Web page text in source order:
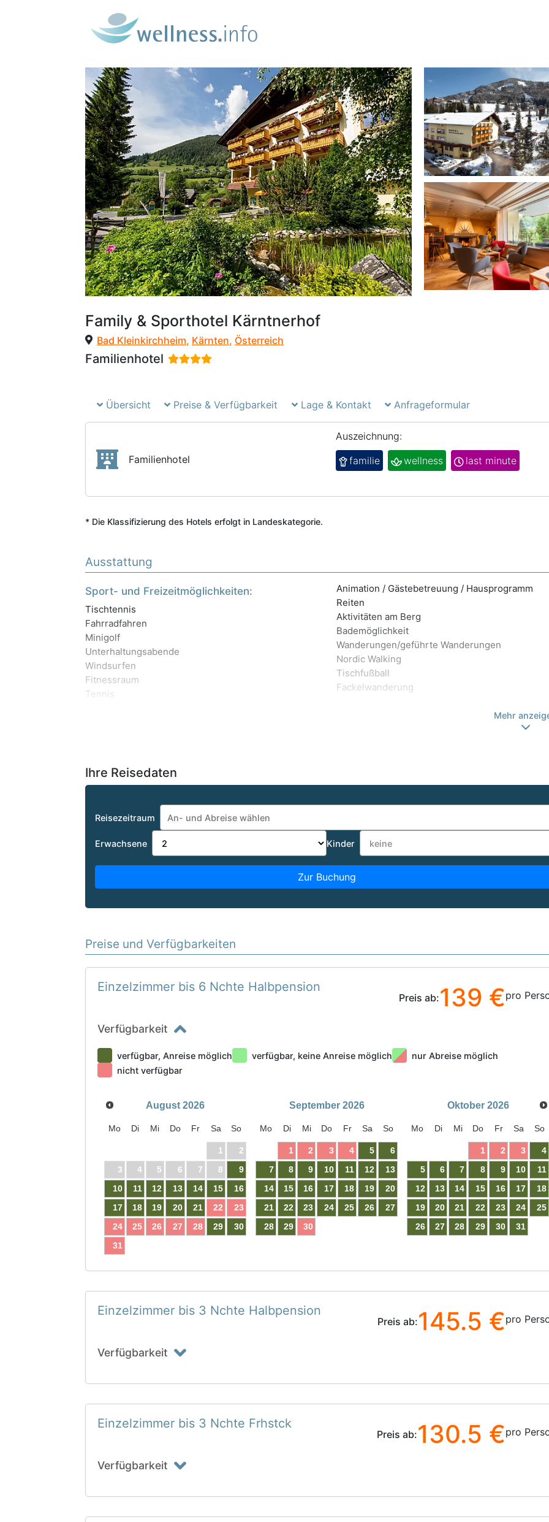
Family & Sporthotel Kärntnerhof
Bad Kleinkirchheim, Kärnten, Österreich
Familienhotel
Übersicht Preise & Verfügbarkeit Lage & Kontakt Anfrageformular
Familienhotel
Auszeichnung:
familie
wellness last minute
* Die Klassifizierung des Hotels erfolgt in Landeskategorie.
Ausstattung
Sport- und Freizeitmöglichkeiten:
Tischtennis
Fahrradfahren
Minigolf
Unterhaltungsabende
Windsurfen
Fitnessraum
Tennis
Animation / Gästebetreuung / Hausprogramm
Reiten
Aktivitäten am Berg
Bademöglichkeit
Wanderungen/geführte Wanderungen
Nordic Walking
Tischfußball
Fackelwanderung
Mehr
Ihre Reisedaten
Reisezeitraum
Erwachsene Kinder
Zur Buchung
Preise und Verfügbarkeiten
Einzelzimmer bis 6 Nchte Halbpension
Preis ab:139 €pro
Verfügbarkeit
verfügbar, Anreise möglich verfügbar, keine Anreise möglich
nur Abreise möglich
nicht verfügbar
August 2026
Mo Di Mi Do Fr Sa So
1
2
3
4 5 6 7 8
9
10
11 12 13 14 15
16
17
18 19 20 21 22
23
24
25 26 27 28 29
30
31
September 2026
Mo Di Mi Do Fr Sa So
1 2 3 4 5
6
7
8 9 10 11 12
13
14
15 16 17 18 19
20
21
22 23 24 25 26
27
28
29 30
Oktober 2026
Mo Di Mi Do Fr Sa So
1 2 3
4
5
6 7 8 9 10
11
12
13 14 15 16 17
18
19
20 21 22 23 24
25
26
27 28 29 30 31
Einzelzimmer bis 3 Nchte Halbpension
Preis ab:145.5 €pro
Verfügbarkeit
Einzelzimmer bis 3 Nchte Frhstck
Preis ab:130.5 €pro
Verfügbarkeit